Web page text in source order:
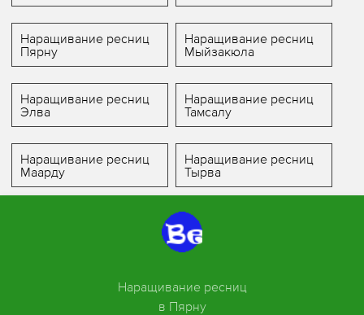
Наращивание ресниц
Пярну
Наращивание ресниц
Мыйзакюла
Наращивание ресниц
Элва
Наращивание ресниц
Тамсалу
Наращивание ресниц
Маарду
Наращивание ресниц
Тырва
Наращивание ресниц
в Пярну